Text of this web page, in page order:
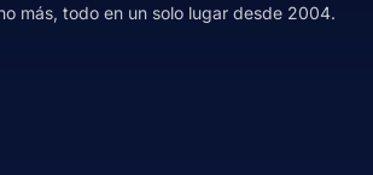
más, todo en un solo lugar desde 2004.